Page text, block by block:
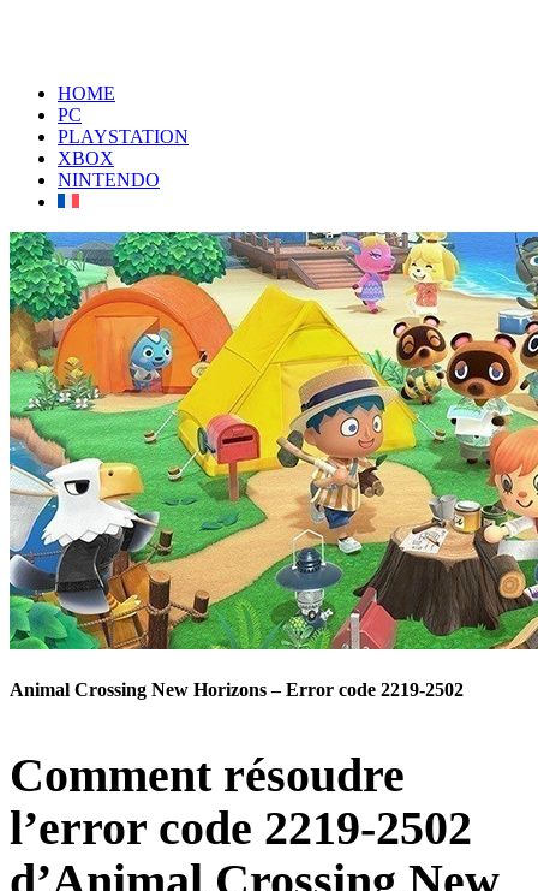
HOME
PC
PLAYSTATION
XBOX
NINTENDO
Animal Crossing New Horizons – Error code 2219-2502
Comment résoudre
l’error code 2219-2502